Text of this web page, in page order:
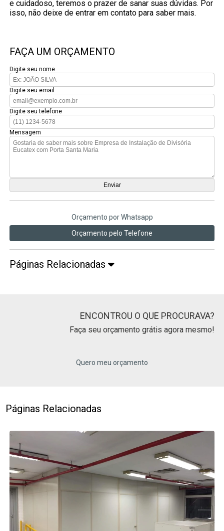
e cuidadoso, teremos o prazer de sanar suas dúvidas. Por
isso, não deixe de entrar em contato para saber mais.
FAÇA UM ORÇAMENTO
Digite seu nome
Digite seu email
Digite seu telefone
Mensagem
Orçamento por Whatsapp
Orçamento pelo Telefone
Páginas Relacionadas
ENCONTROU O QUE PROCURAVA?
Faça seu orçamento grátis agora mesmo!
Quero meu orçamento
Páginas Relacionadas